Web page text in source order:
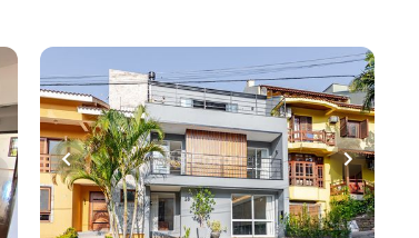
R$1.398.000,00
R$1.272.000,00
333m²•3quartos•3banheiros•
2vagas
Casa em Condomínio •
Condomínio Ville Liberté I